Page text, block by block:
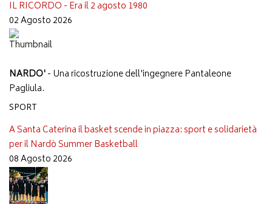
IL RICORDO - Era il 2 agosto 1980
02 Agosto 2026
NARDO'- Una ricostruzione dell'ingegnere Pantaleone
Pagliula.
SPORT
A Santa Caterina il basket scende in piazza: sport e solidarietà
per il Nardò Summer Basketball
08 Agosto 2026